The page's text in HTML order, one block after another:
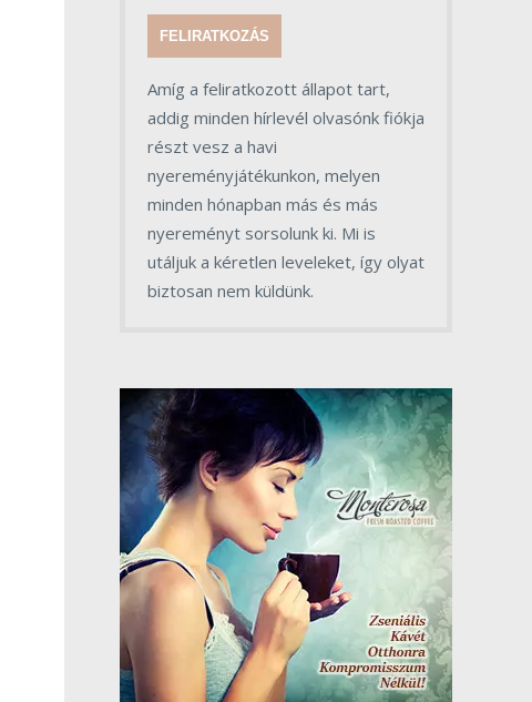
FELIRATKOZÁS
Amíg a feliratkozott állapot tart,
addig minden hírlevél olvasónk fiókja
részt vesz a havi
nyereményjátékunkon, melyen
minden hónapban más és más
nyereményt sorsolunk ki. Mi is
utáljuk a kéretlen leveleket, így olyat
biztosan nem küldünk.